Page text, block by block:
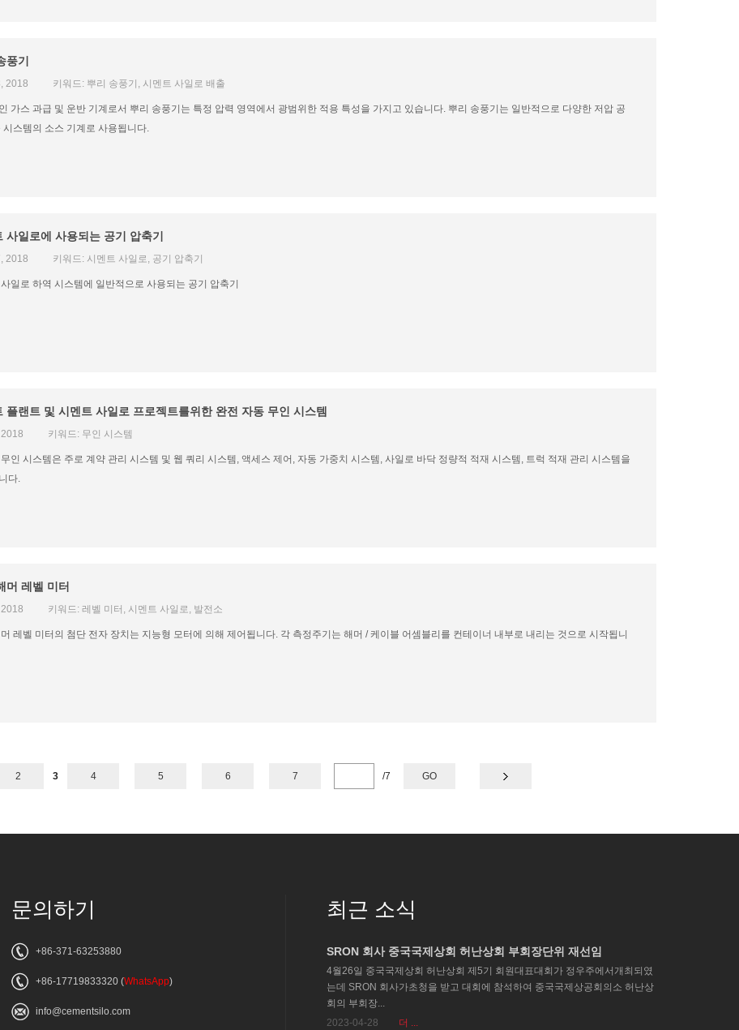
풍기
2018 키워드: 뿌리 송풍기, 시멘트 사일로 배출
가스 과급 및 운반 기계로서 뿌리 송풍기는 특정 압력 영역에서 광범위한 적용 특성을 가지고 있습니다. 뿌리 송풍기는 일반적으로 다양한 저압 공
시스템의 소스 기계로 사용됩니다.
사일로에 사용되는 공기 압축기
2018 키워드: 시멘트 사일로, 공기 압축기
일로 하역 시스템에 일반적으로 사용되는 공기 압축기
플랜트 및 시멘트 사일로 프로젝트를위한 완전 자동 무인 시스템
키워드: 무인 시스템
인 시스템은 주로 계약 관리 시스템 및 웹 쿼리 시스템, 액세스 제어, 자동 가중치 시스템, 사일로 바닥 정량적 적재 시스템, 트럭 적재 관리 시스템을
다.
머 레벨 미터
키워드: 레벨 미터, 시멘트 사일로, 발전소
레벨 미터의 첨단 전자 장치는 지능형 모터에 의해 제어됩니다. 각 측정주기는 해머 / 케이블 어셈블리를 컨테이너 내부로 내리는 것으로 시작됩니
2 3 4 5 6 7 /7 GO
문의하기
+86-371-63253880
+86-17719833320(WhatsApp)
info@cementsilo.com
최근 소식
SRON 회사 중국국제상회 허난상회 부회장단위 재선임
4월26일 중국국제상회 허난상회 제5기 회원대표대회가 정우주에서개최되였
는데 SRON 회사가초청을 받고 대회에 참석하여 중국국제상공회의소 허난상
회의 부회장...
2023-04-28
더 ...